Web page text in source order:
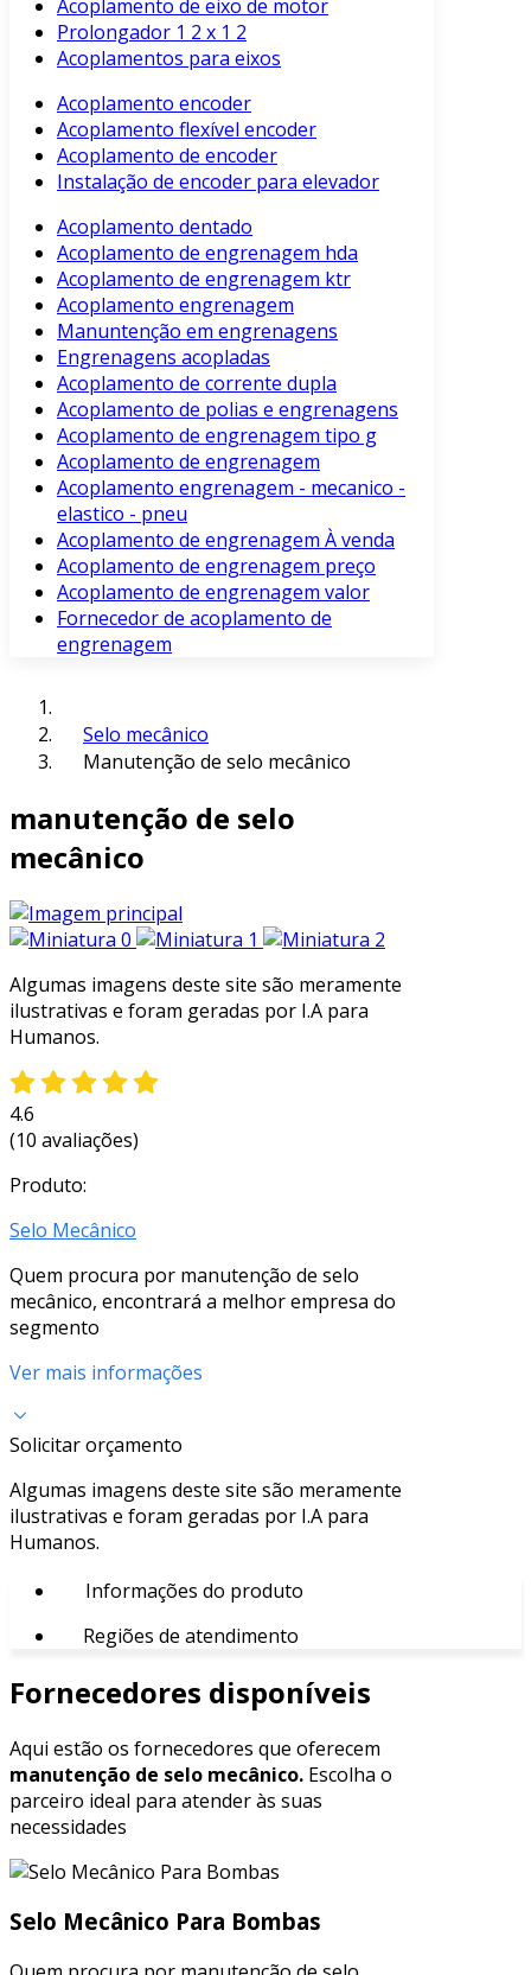
Acoplamento de eixo de motor
Prolongador 1 2 x 1 2
Acoplamentos para eixos
Acoplamento encoder
Acoplamento flexível encoder
Acoplamento de encoder
Instalação de encoder para elevador
Acoplamento dentado
Acoplamento de engrenagem hda
Acoplamento de engrenagem ktr
Acoplamento engrenagem
Manuntenção em engrenagens
Engrenagens acopladas
Acoplamento de corrente dupla
Acoplamento de polias e engrenagens
Acoplamento de engrenagem tipo g
Acoplamento de engrenagem
Acoplamento engrenagem - mecanico -
elastico - pneu
Acoplamento de engrenagem À venda
Acoplamento de engrenagem preço
Acoplamento de engrenagem valor
Fornecedor de acoplamento de
engrenagem
Selo mecânico
Manutenção de selo mecânico
manutenção de selo
mecânico
Algumas imagens deste site são meramente
ilustrativas e foram geradas por I.A para
Humanos.
4.6
(10 avaliações)
Produto:
Selo Mecânico
Quem procura por manutenção de selo
mecânico, encontrará a melhor empresa do
segmento
Ver mais informações
Solicitar orçamento
Algumas imagens deste site são meramente
ilustrativas e foram geradas por I.A para
Humanos.
Informações do produto
Regiões de atendimento
Fornecedores disponíveis
Aqui estão os fornecedores que oferecem
manutenção de selo mecânico. Escolha o
parceiro ideal para atender às suas
necessidades
Selo Mecânico Para Bombas